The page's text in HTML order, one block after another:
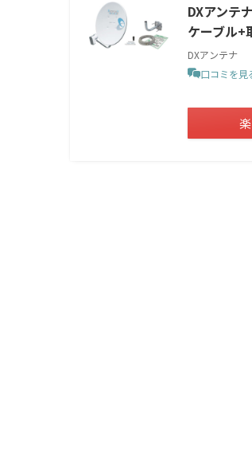
DXアンテ
ケーブル+
DXアンテナ
口コミを見